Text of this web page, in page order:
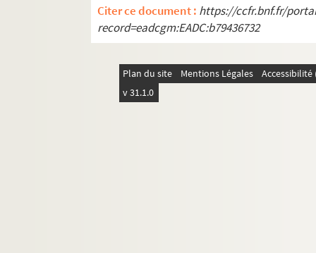
Citer ce document : https://ccfr.bnf.fr/
record=eadcgm:EADC:b79436732
Plan du site Mentions Légales
v 31.1.0